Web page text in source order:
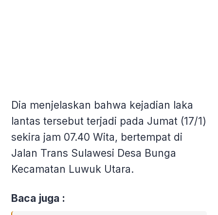
Dia menjelaskan bahwa kejadian laka
lantas tersebut terjadi pada Jumat (17/1)
sekira jam 07.40 Wita, bertempat di
Jalan Trans Sulawesi Desa Bunga
Kecamatan Luwuk Utara.
Baca juga :